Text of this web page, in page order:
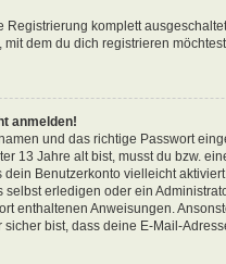
Registrierung komplett
dem du dich registrieren
anmelden!
und das richtige Passwort
13 Jahre alt bist, musst du bzw.
Benutzerkonto vielleicht
erledigen oder ein
enthaltenen Anweisungen.
bist, dass deine E-Mail-